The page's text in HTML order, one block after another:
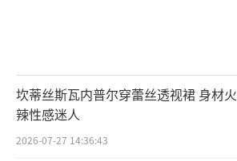
坎蒂丝斯瓦内普尔穿蕾丝透视裙 身材火
辣性感迷人
2026-07-27 14:36:43